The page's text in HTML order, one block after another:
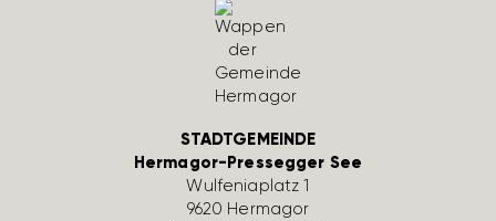
STADTGEMEINDE
Hermagor-Pressegger See
Wulfe­nia­platz 1
9620 Hermagor